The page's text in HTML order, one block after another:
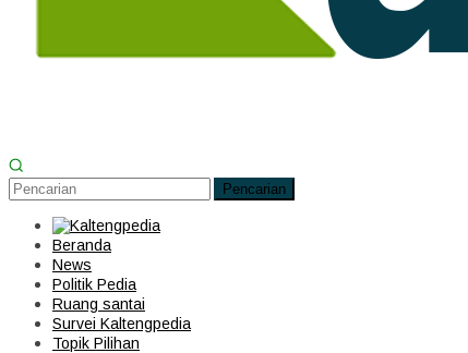
Pencarian
Beranda
News
Politik Pedia
Ruang santai
Survei Kaltengpedia
Topik Pilihan